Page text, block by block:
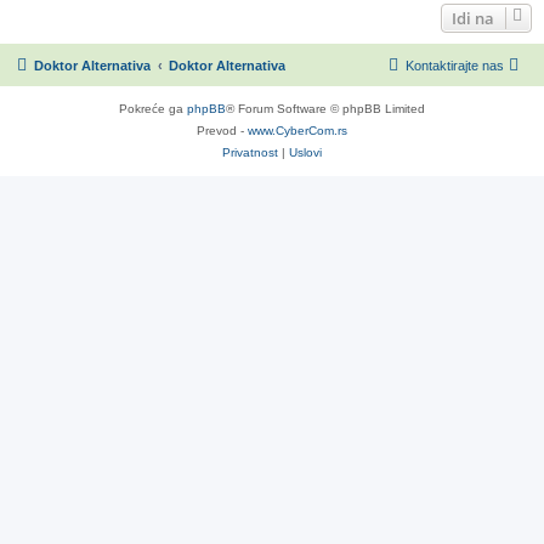
Idi na
Doktor Alternativa Doktor Alternativa Kontaktirajte nas
Pokreće ga phpBB® Forum Software © phpBB Limited
Prevod - www.CyberCom.rs
Privatnost | Uslovi